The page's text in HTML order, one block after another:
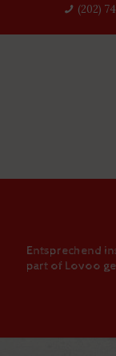
(202)
Entsprechend
part of Lovoo